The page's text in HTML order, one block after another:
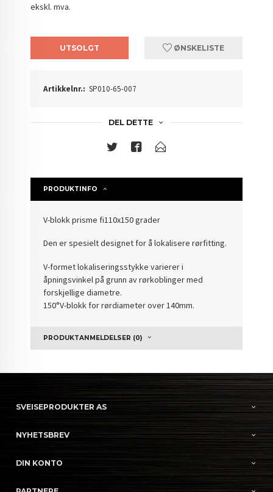
ekskl. mva.
UTSOLGT ØNSKELISTE
Artikkelnr.: SP010-65-007
DEL DETTE
PRODUKTINFO
V-blokk prisme fi110x150 grader
Den er spesielt designet for å lokalisere rørfitting.
V-formet lokaliseringsstykke varierer i
åpningsvinkel på grunn av rørkoblinger med
forskjellige diametre.
150°V-blokk for rørdiameter over 140mm.
PRODUKTANMELDELSER (0)
SVEISEPRODUKTER AS
NYHETSBREV
DIN KONTO